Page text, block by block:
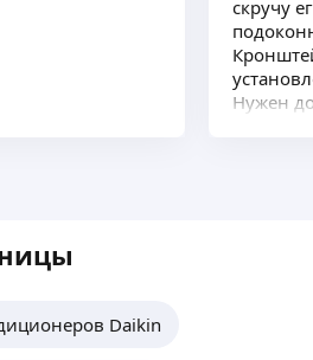
скручу
Нужен
Daikin